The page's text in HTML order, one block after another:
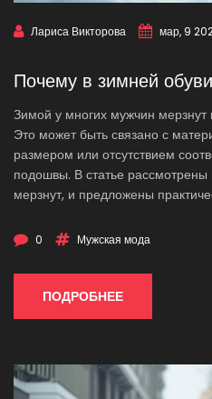
Лариса Викторова мар, 9
Почему в зимней
Зимой у многих мужчин мерзнут
Это может быть связано с
размером или отсутствием
подошвы. В статье
мерзнут, и предложены
рекомендации по уходу за
0 Мужская мода
ПОДРОБНЕЕ